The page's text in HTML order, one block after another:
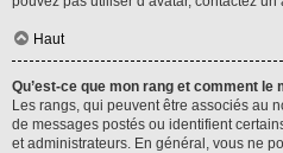
Haut
Qu’est-ce que mon rang et comment le
Les rangs, qui peuvent être associés au
de messages postés ou identifient
et administrateurs. En général, vous ne